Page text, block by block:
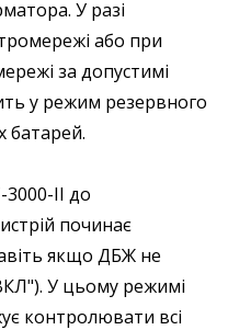
У разі
або при
за допустимі
у режим резервного
батарей.
3000-II до
починає
якщо ДБЖ не
У цьому режимі
контролювати всі